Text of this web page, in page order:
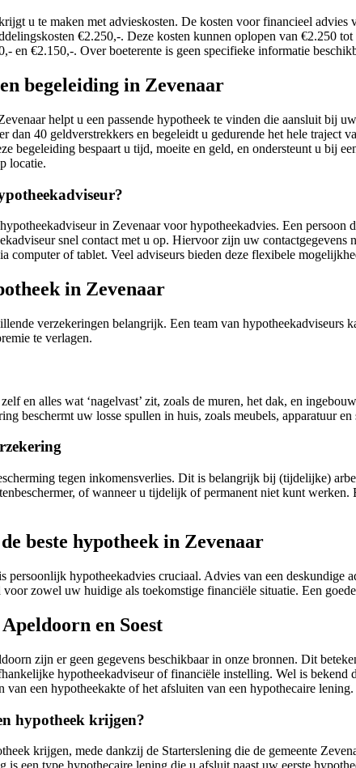
u te maken met advieskosten. De kosten voor financieel
€2.250,-. Deze kosten kunnen oplopen van €2.250
en €2.150,-. Over boeterente is geen specifieke informatie
begeleiding in Zevenaar
helpt u een passende hypotheek te vinden die aansluit bij
dan 40 geldverstrekkers en begeleidt u gedurende het hele
begeleiding bespaart u tijd, moeite en geld, en ondersteunt u bij
locatie.
in Zevenaar voor hypotheekadvies. Een
snel contact met u op. Hiervoor zijn uw
computer of tablet. Veel adviseurs bieden deze flexibele
in Zevenaar
verzekeringen belangrijk. Een team van hypotheekadviseurs
te verlagen.
en alles wat ‘nagelvast’ zit, zoals de muren, het dak, en
beschermt uw losse spullen in huis, zoals meubels, apparatuur en
tegen inkomensverlies. Dit is belangrijk bij (tijdelijke)
of wanneer u tijdelijk of permanent niet kunt
beste hypotheek in Zevenaar
persoonlijk hypotheekadvies cruciaal. Advies van een
zowel uw huidige als toekomstige financiële situatie. Een
en Soest
zijn er geen gegevens beschikbaar in onze bronnen. Dit
hypotheekadviseur of financiële instelling. Wel is
een hypotheekakte of het afsluiten van een hypothecaire
hypotheek krijgen?
krijgen, mede dankzij de Starterslening die de gemeente